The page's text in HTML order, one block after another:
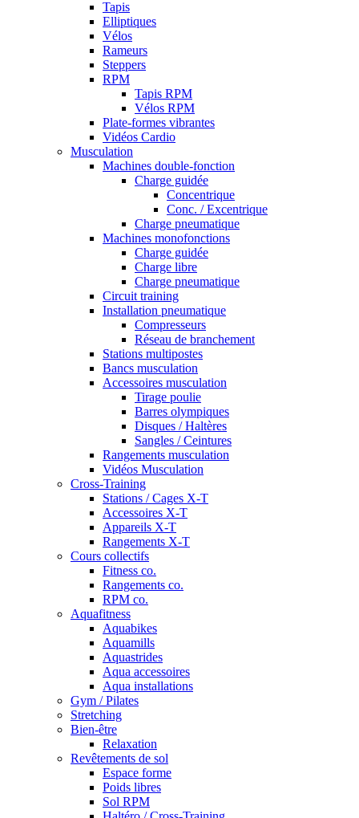
Tapis
Elliptiques
Vélos
Rameurs
Steppers
RPM
Tapis RPM
Vélos RPM
Plate-formes vibrantes
Vidéos Cardio
Musculation
Machines double-fonction
Charge guidée
Concentrique
Conc. / Excentrique
Charge pneumatique
Machines monofonctions
Charge guidée
Charge libre
Charge pneumatique
Circuit training
Installation pneumatique
Compresseurs
Réseau de branchement
Stations multipostes
Bancs musculation
Accessoires musculation
Tirage poulie
Barres olympiques
Disques / Haltères
Sangles / Ceintures
Rangements musculation
Vidéos Musculation
Cross-Training
Stations / Cages X-T
Accessoires X-T
Appareils X-T
Rangements X-T
Cours collectifs
Fitness co.
Rangements co.
RPM co.
Aquafitness
Aquabikes
Aquamills
Aquastrides
Aqua accessoires
Aqua installations
Gym / Pilates
Stretching
Bien-être
Relaxation
Revêtements de sol
Espace forme
Poids libres
Sol RPM